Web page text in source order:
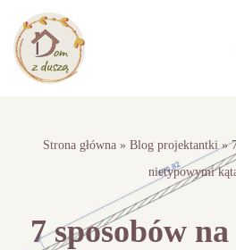
Przejdź
do
Strona główna » Blog projektantki»
nietypowymi
7 sposobów